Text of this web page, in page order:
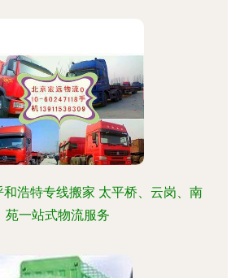
浩特专线搬家 太平桥、云岗、南
苑一站式物流服务